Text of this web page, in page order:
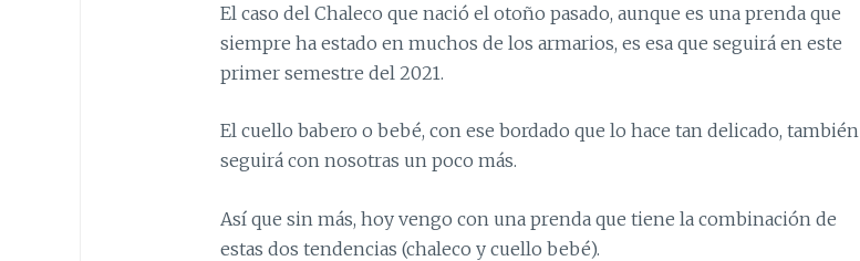
El caso del Chaleco que nació el otoño pasado, aunque es una prenda que
siempre ha estado en muchos de los armarios, es esa que seguirá en este
primer semestre del 2021.
El cuello babero o bebé, con ese bordado que lo hace tan delicado, también
seguirá con nosotras un poco más.
Así que sin más, hoy vengo con una prenda que tiene la combinación de
estas dos tendencias (chaleco y cuello bebé).